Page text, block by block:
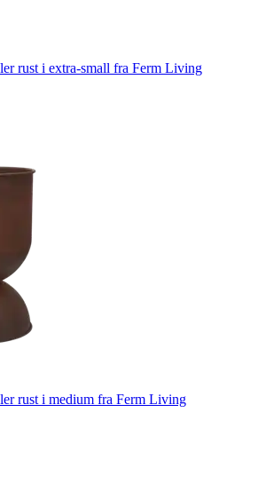
rust i extra-small fra Ferm Living
rust i medium fra Ferm Living